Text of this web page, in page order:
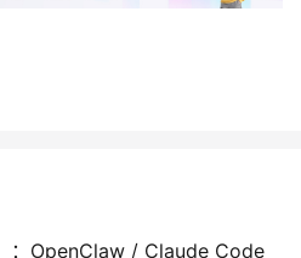
：OpenClaw / Claude Code